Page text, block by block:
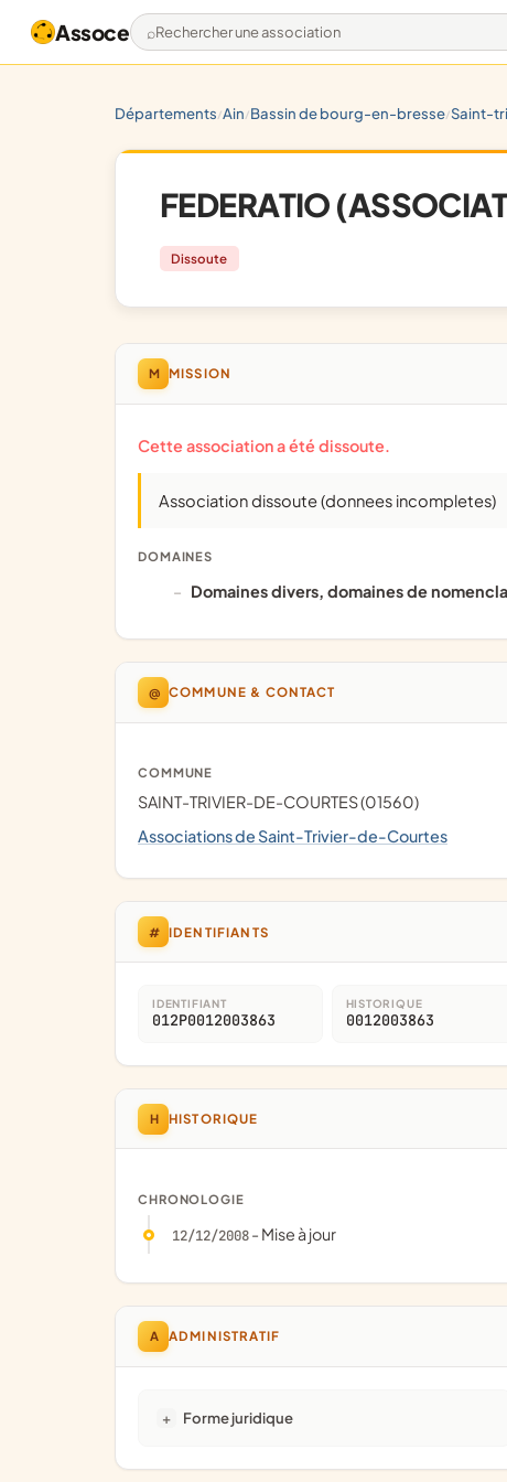
Assoce Rechercher une association
départements/ ain/ bassin de bourg-en-bresse/ saint-
FEDERATIO
Dissoute
M MISSION
Cette association a été dissoute.
Association dissoute (donnees incompletes)
DOMAINES
domaines divers, domaines de
@ COMMUNE & CONTACT
COMMUNE
SAINT-TRIVIER-DE-COURTES (01560)
Associations de Saint-Trivier-de-Courtes
# IDENTIFIANTS
IDENTIFIANT
012P0012003863
HISTORIQUE
0012003863
H HISTORIQUE
CHRONOLOGIE
12/12/2008- Mise à jour
A ADMINISTRATIF
Forme juridique